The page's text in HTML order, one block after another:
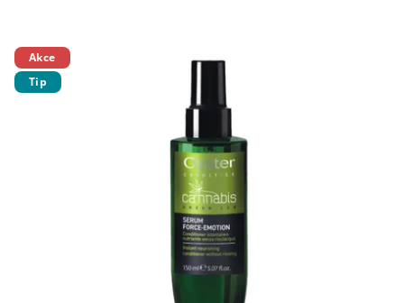
Akce
Tip